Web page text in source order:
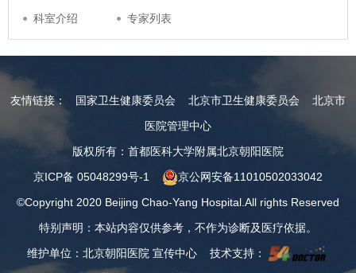
科室介绍 专家列表
友情链接： 国家卫生健康委员会 北京市卫生健康委员会
北京市
医院管理中心
版权所有：首都医科大学附属北京朝阳医院
京ICP备 05048299号-1
京公网安备11010502033042
©Copyright 2020 Beijing Chao-Yang Hospital.All rights Reserved
特别声明：本站内容仅供参考，不作为诊断及医疗依据。
维护单位：北京朝阳医院 宣传中心 技术支持：